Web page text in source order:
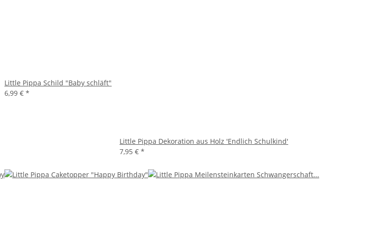
Little Pippa Schild "Baby schläft"
6,99 € *
Little Pippa Dekoration aus Holz 'Endlich Schulkind'
7,95 € *